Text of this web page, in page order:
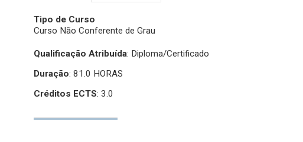
Tipo de Curso
Curso Não Conferente de Grau
Qualificação Atribuída: Diploma/Certificado
Duração: 81.0 HORAS
Créditos ECTS: 3.0